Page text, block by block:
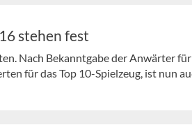
stehen fest
Nach Bekanntgabe der Anwärter
für das Top 10-Spielzeug, ist nun